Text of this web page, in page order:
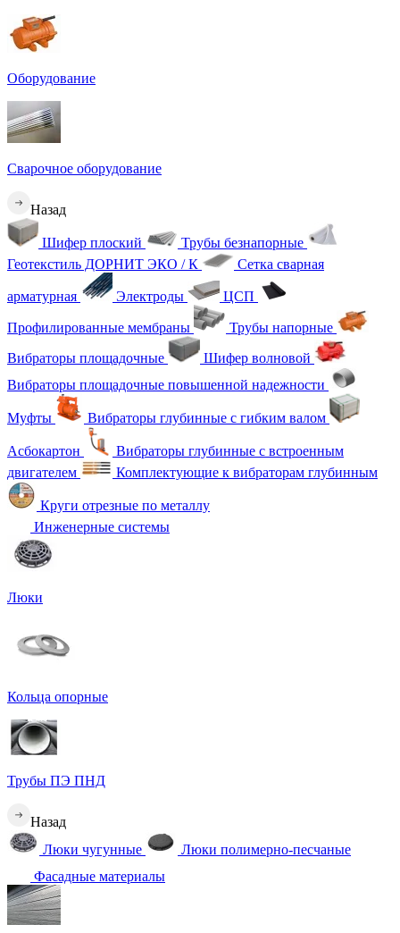
Оборудование
Сварочное оборудование
Назад
Шифер плоский
Трубы безнапорные
Геотекстиль ДОРНИТ ЭКО / К
Сетка сварная
арматурная Электроды ЦСП
Профилированные мембраны
Трубы напорные
Вибраторы площадочные
Шифер волновой
Вибраторы площадочные повышенной надежности
Муфты Вибраторы глубинные с гибким валом
Асбокартон
Вибраторы глубинные с встроенным
двигателем
Комплектующие к вибраторам глубинным
Круги отрезные по металлу
Инженерные системы
Люки
Кольца опорные
Трубы ПЭ ПНД
Назад
Люки чугунные
Люки полимерно-песчаные
Фасадные материалы